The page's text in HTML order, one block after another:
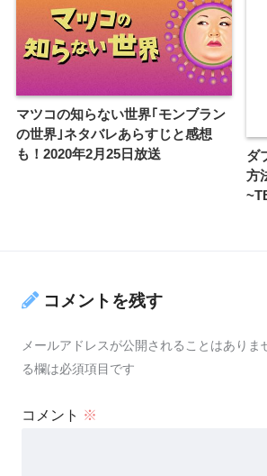
マツコの知らない世界｢モンブラン
の世界｣ネタバレあらすじと感想
も！2020年2月25日放送
ダ
方
コメントを残す
メールアドレスが公開されることはありま
る欄は必須項目です
コメント ※